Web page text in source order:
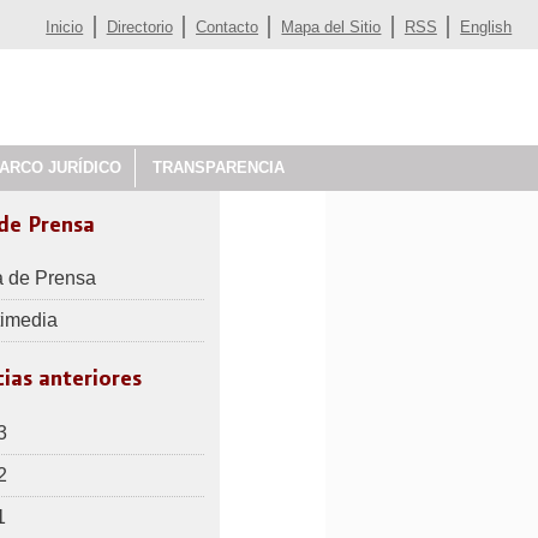
Inicio Directorio Contacto Mapa del Sitio RSS English
JURÍDICO TRANSPARENCIA
Prensa
de Prensa
anteriores